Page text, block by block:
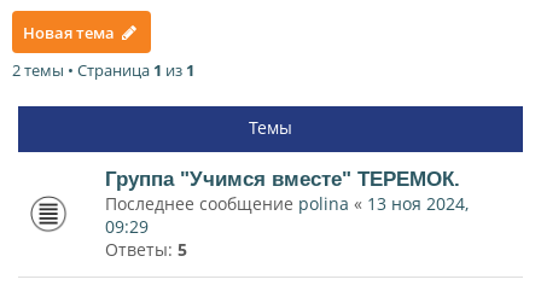
Новая тема
2 темы • Страница 1 из 1
Темы
Группа "Учимся вместе" ТЕРЕМОК.
Последнее сообщение polina « 13 ноя 2024,
09:29
Ответы: 5